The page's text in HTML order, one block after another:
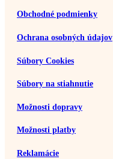
Obchodné podmienky
Ochrana osobných údajov
Súbory Cookies
Súbory na stiahnutie
Možnosti dopravy
Možnosti platby
Reklamácie